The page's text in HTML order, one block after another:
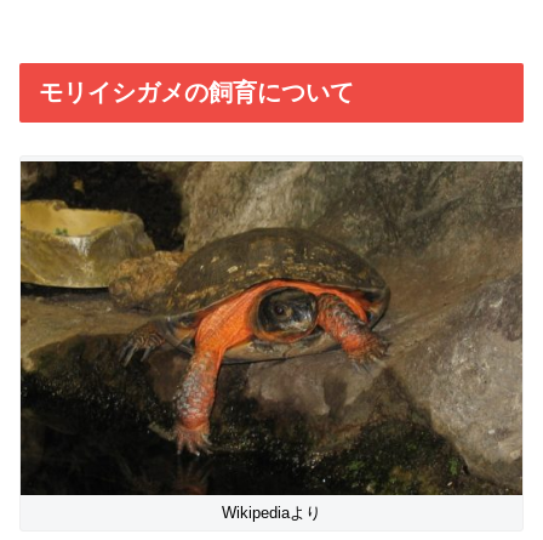
モリイシガメの飼育について
Wikipediaより